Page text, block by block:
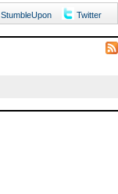
StumbleUpon Twitter